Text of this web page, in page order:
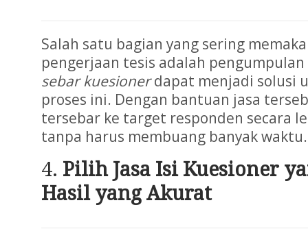
Salah satu bagian yang sering
pengerjaan tesis adalah
sebar kuesionerdapat menjadi solusi
proses ini. Dengan bantuan jasa
tersebar ke target responden secara
tanpa harus membuang banyak waktu.
Pilih Jasa Isi Kuesioner
Hasil yang Akurat